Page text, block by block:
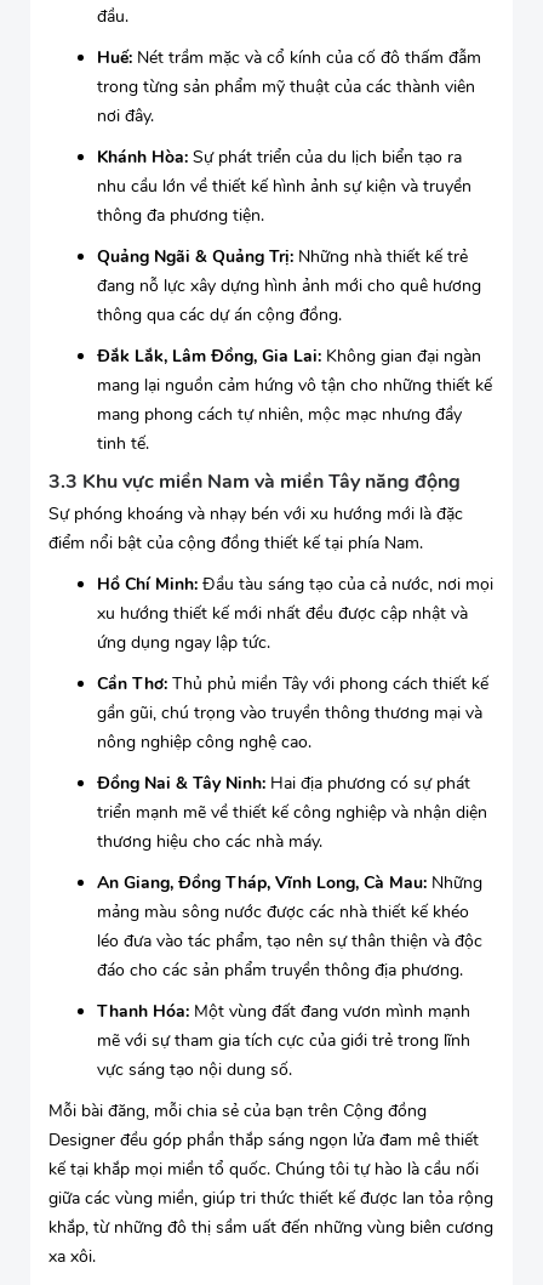
đầu.
Huế: Nét trầm mặc và cổ kính của cố đô thấm đẫm
trong từng sản phẩm mỹ thuật của các thành viên
nơi đây.
Khánh Hòa: Sự phát triển của du lịch biển tạo ra
nhu cầu lớn về thiết kế hình ảnh sự kiện và truyền
thông đa phương tiện.
Quảng Ngãi & Quảng Trị: Những nhà thiết kế trẻ
đang nỗ lực xây dựng hình ảnh mới cho quê hương
thông qua các dự án cộng đồng.
Đắk Lắk, Lâm Đồng, Gia Lai: Không gian đại ngàn
mang lại nguồn cảm hứng vô tận cho những thiết kế
mang phong cách tự nhiên, mộc mạc nhưng đầy
tinh tế.
3.3 Khu vực miền Nam và miền Tây năng động
Sự phóng khoáng và nhạy bén với xu hướng mới là đặc
điểm nổi bật của cộng đồng thiết kế tại phía Nam.
Hồ Chí Minh: Đầu tàu sáng tạo của cả nước, nơi mọi
xu hướng thiết kế mới nhất đều được cập nhật và
ứng dụng ngay lập tức.
Cần Thơ: Thủ phủ miền Tây với phong cách thiết kế
gần gũi, chú trọng vào truyền thông thương mại và
nông nghiệp công nghệ cao.
Đồng Nai & Tây Ninh: Hai địa phương có sự phát
triển mạnh mẽ về thiết kế công nghiệp và nhận diện
thương hiệu cho các nhà máy.
An Giang, Đồng Tháp, Vĩnh Long, Cà Mau: Những
mảng màu sông nước được các nhà thiết kế khéo
léo đưa vào tác phẩm, tạo nên sự thân thiện và độc
đáo cho các sản phẩm truyền thông địa phương.
Thanh Hóa: Một vùng đất đang vươn mình mạnh
mẽ với sự tham gia tích cực của giới trẻ trong lĩnh
vực sáng tạo nội dung số.
Mỗi bài đăng, mỗi chia sẻ của bạn trên Cộng đồng
Designer đều góp phần thắp sáng ngọn lửa đam mê thiết
kế tại khắp mọi miền tổ quốc. Chúng tôi tự hào là cầu nối
giữa các vùng miền, giúp tri thức thiết kế được lan tỏa rộng
khắp, từ những đô thị sầm uất đến những vùng biên cương
xa xôi.